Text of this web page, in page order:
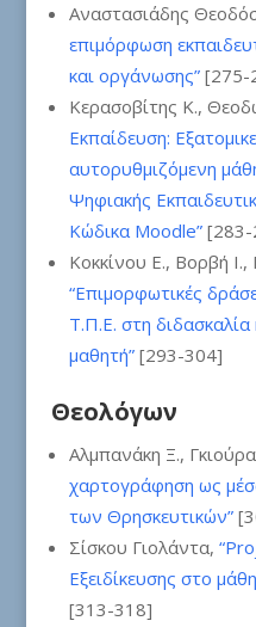
Αναστασιάδης
επιμόρφωση
και οργάνωσης”[275-
Κερασοβίτης Κ.,
Εκπαίδευση:
αυτορυθμιζόμενη
Ψηφιακής
Κώδικα Moodle”[283-
Κοκκίνου Ε., Βορβή
“Επιμορφωτικές
Τ.Π.Ε. στη
μαθητή”[293-304]
Θεολόγων
Αλμπανάκη Ξ.,
χαρτογράφηση ως
των Θρησκευτικών”
Σίσκου Γιολάντα,
Εξειδίκευσης στο
[313-318]